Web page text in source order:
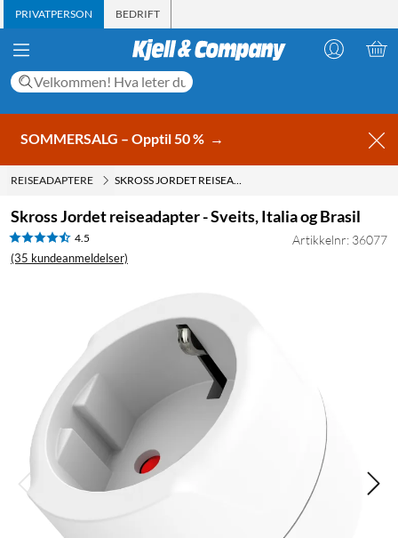
PRIVATPERSON BEDRIFT
SOMMERSALG – Opptil 50 % →
REISEADAPTERE SKROSS JORDET REISEADAPTER - SVEITS, ITALIA OG BRASIL
Skross Jordet reiseadapter - Sveits, Italia og Brasil
4.5
(35 kundeanmeldelser)
Artikkelnr: 36077